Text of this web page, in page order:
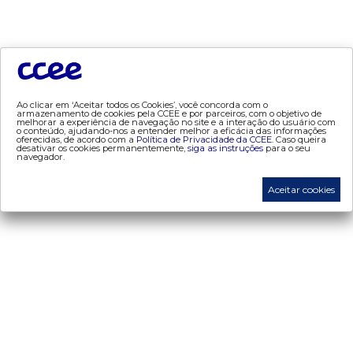
- Geração
- Leilão
- MCSD
- Mercado Mensal
- Mercado Quinzenal
- MVE
- Segurança de Mercado
Ao clicar em ‘Aceitar todos os Cookies’, você concorda com o
armazenamento de cookies pela CCEE e por parceiros, com o objetivo de
melhorar a experiência de navegação no site e a interação do usuário com
o conteúdo, ajudando-nos a entender melhor a eficácia das informações
oferecidas, de acordo com a Política de Privacidade da CCEE. Caso queira
desativar os cookies permanentemente, siga as instruções para o seu
navegador.
Aceitar cookies